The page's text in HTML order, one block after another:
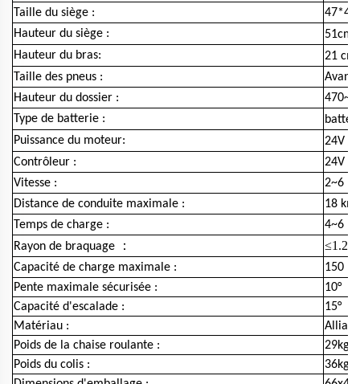
Taille du siège :
Hauteur du siège :
51cm
Hauteur du bras:
21 cm
Taille des pneus :
Avant
Hauteur du dossier :
Type de batterie :
Puissance du moteur:
24V /
Contrôleur :
24V /
Vitesse :
2~6
Distance de conduite maximale :
18
Temps de charge :
4~6
Rayon de braquage
： ≤1.2
Capacité de charge maximale :
150
Pente maximale sécurisée :
10°
Capacité d'escalade :
15°
Matériau :
Poids de la chaise roulante :
29kg
Poids du colis :
36kg